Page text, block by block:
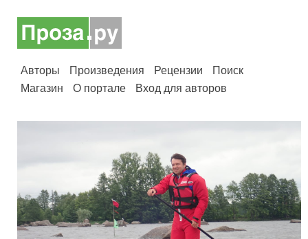
Авторы Произведения Рецензии
Поиск
Магазин
О портале Вход для авторов